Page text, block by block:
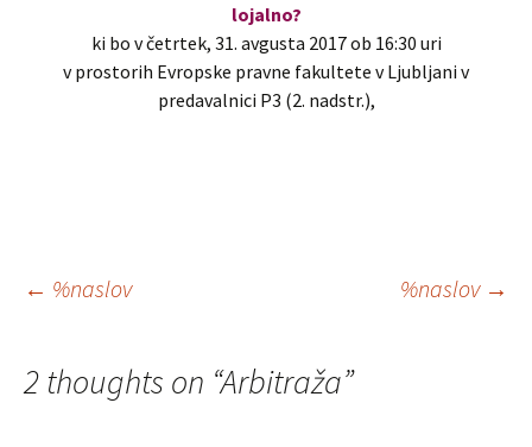
lojalno?
ki bo v četrtek, 31. avgusta 2017 ob 16:30 uri
v prostorih Evropske pravne fakultete v Ljubljani v
predavalnici P3 (2. nadstr.),
Krmarjenje
prispevkih
← %naslov %naslov →
2 thoughts on “Arbitraža”